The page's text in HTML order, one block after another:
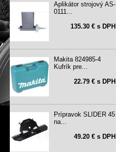
Aplikátor strojový AS-
0111...
135.30 € s DPH
Makita 824985-4
Kufrík pre...
22.79 € s DPH
Prípravok SLIDER 45
na...
49.20 € s DPH